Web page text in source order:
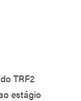
TRF2
estágio